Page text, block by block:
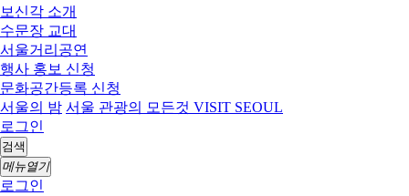
보신각 소개
수문장 교대
서울거리공연
행사 홍보 신청
문화공간등록 신청
서울의 밤 서울 관광의 모든것 VISIT SEOUL
로그인
검색
메뉴열기
로그인